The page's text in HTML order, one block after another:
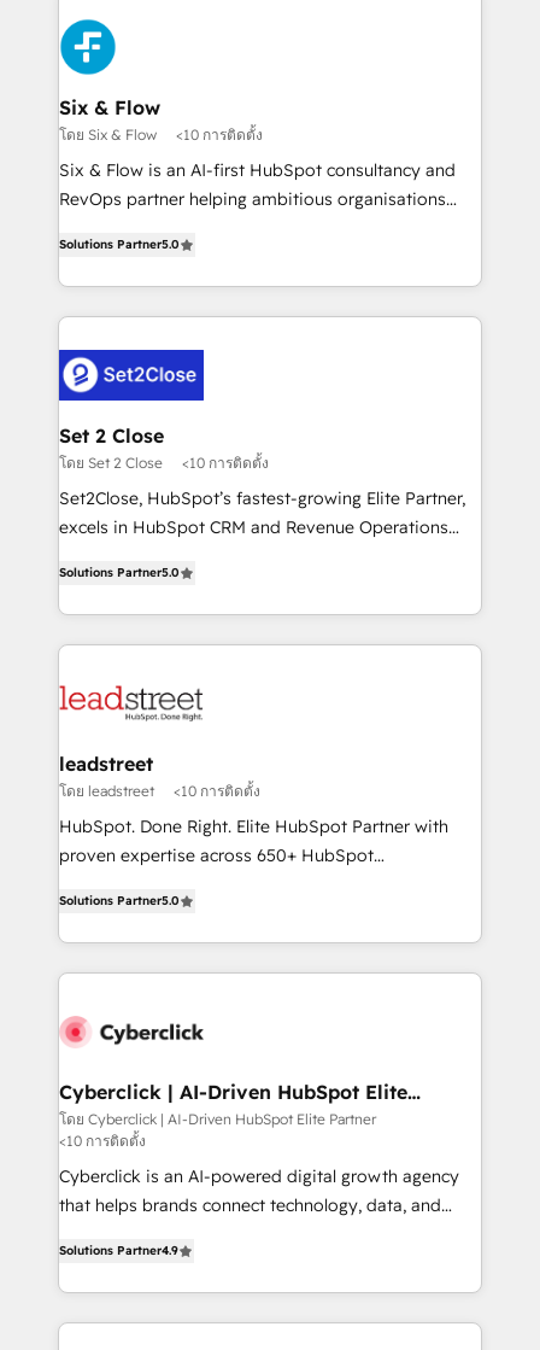
complex use cases 🏆 CRM Implementation,
Platform Enablement, Custom Integration and
Certified
toma de 1 a 3 semanas por caso, abordamos varios
en paralelo cuando tiene sentido, y siempre
confirmamos resultados antes de seguir avanzando.
Empiezas a ver resultados antes de que termine el
mes. 🏆 HubSpot Partner of the Year 2022, máximo
reconocimiento del ecosistema. Elite Solutions
Partner, el nivel más alto. +700 clientes
Hospital ABC, Hogares Unión, Yves Rocher,
MacStore, Café Britt, Bella Piel, confiaron en
respuestas para empezar. Te ayudamos a identificar
el primer caso de uso que más impacto te dará.
días.
Six & Flow
โดย Six & Flow <10 การติดตั้ง
Six & Flow is an AI-first HubSpot consultancy and
RevOps partner helping ambitious organisations
Operating across the UK, Netherlands, Ireland, and
Canada, we’ve delivered thousands of successful
HubSpot projects for mid-market and enterprise
combine HubSpot, data, and AI to design connected
go-to-market systems that align people, process,
and technology for predictable, scalable revenue
growth. Our expertise spans RevOps, CRM and data
architecture, AI enablement, and strategic marketing,
delivered through our proprietary FLAIR framework
Partner and ISO 27001:2022 certified consultancy,
we blend strategy, creativity, and technology to help
Solutions Partner5.0
Set 2 Close
โดย Set 2 Close <10 การติดตั้ง
Set2Close, HubSpot’s fastest-growing Elite Partner,
excels in HubSpot CRM and Revenue Operations
As a top HubSpot Elite Partner, we specialize in
custom HubSpot CRM solutions. Our experts design,
implement, and optimize systems to enhance user
marketing, and service teams. From setup to
management, and speed up deal closures. With 500+
projects completed, our Agile approach ensures your
HubSpot CRM drives measurable results. Our
RevOps services align your sales, marketing, and
optimize the revenue lifecycle—lead generation to
retention—by refining processes and eliminating
maximize profitability and adapt to your goals.
Solutions Partner5.0
leadstreet
โดย leadstreet <10 การติดตั้ง
HubSpot. Done Right. Elite HubSpot Partner with
proven expertise across 650+ HubSpot
experience, we help you use the HubSpot platform
to its fullest capacity, improve your current HubSpot
website, or build your new one.
Solutions Partner5.0
Cyberclick | AI-Driven HubSpot Elite
Partner
โดย Cyberclick | AI-Driven HubSpot Elite Partner
<10 การติดตั้ง
Cyberclick is an AI-powered digital growth agency
that helps brands connect technology, data, and
Barcelona and operating across Spain, LATAM, and
the UK, we support global companies in building
smarter marketing, sales, and customer success
Solutions Partner4.9